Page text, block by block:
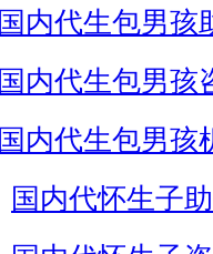
国内代生包男孩
国内代生包男孩
国内代生包男孩
国内代怀生子